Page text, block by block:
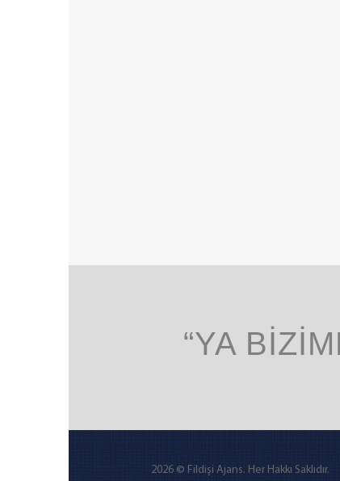
“YA
2026 © Fildişi Ajans. Her Hakkı Saklıdır.